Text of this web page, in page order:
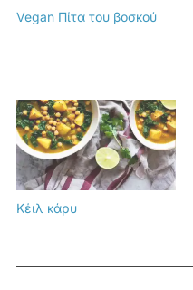
Vegan Πίτα του βοσκού
Κέιλ κάρυ